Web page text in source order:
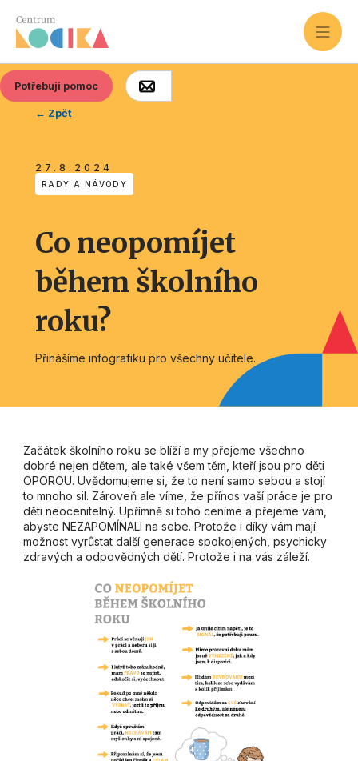
Potřebuji pomoc
← Zpět
27.8.2024
RADY A NÁVODY
Co neopomíjet
během školního
roku?
Přinášíme infografiku pro všechny učitele.
Začátek školního roku se blíží a my přejeme všechno
dobré nejen dětem, ale také všem těm, kteří jsou pro děti
OPOROU. Uvědomujeme si, že to není samo sebou a stojí
to mnoho sil. Zároveň ale víme, že přínos vaší práce je pro
děti neocenitelný. Upřímně si toho ceníme a přejeme vám,
abyste NEZAPOMÍNALI na sebe. Protože i díky vám mají
možnost vyrůstat další generace spokojených, psychicky
zdravých a odpovědných dětí. Protože i na vás záleží.